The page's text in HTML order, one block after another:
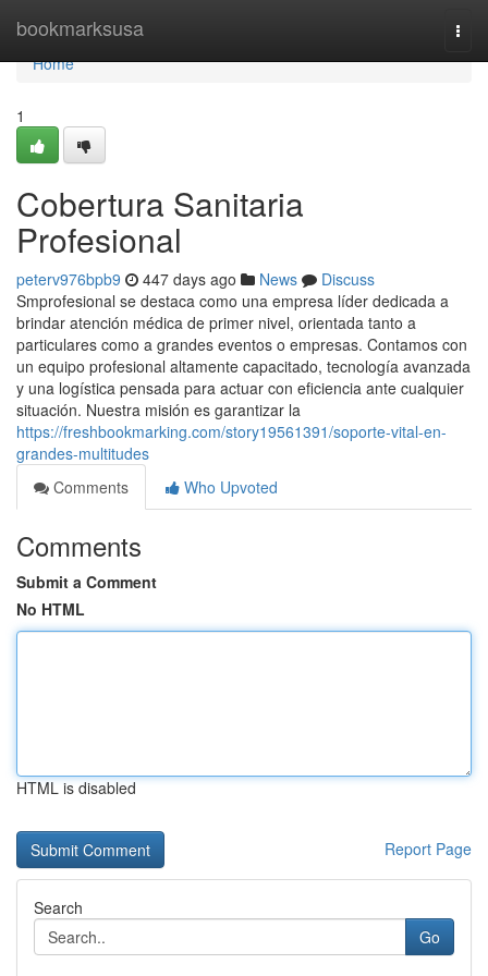
bookmarksusa
Home
Home
1
Cobertura Sanitaria
Profesional
peterv976bpb9 447 days ago News
Discuss
Smprofesional se destaca como una empresa líder dedicada a
brindar atención médica de primer nivel, orientada tanto a
particulares como a grandes eventos o empresas. Contamos con
un equipo profesional altamente capacitado, tecnología avanzada
y una logística pensada para actuar con eficiencia ante cualquier
situación. Nuestra misión es garantizar la
https://freshbookmarking.com/story19561391/soporte-vital-en-
grandes-multitudes
Comments
Who Upvoted
Comments
Submit a Comment
No HTML
HTML is disabled
Report Page
Search
Go